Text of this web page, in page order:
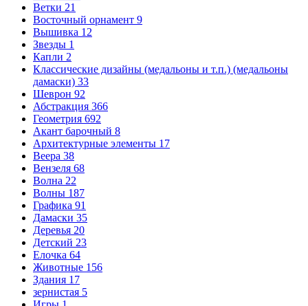
Ветки 21
Восточный орнамент 9
Вышивка 12
Звезды 1
Капли 2
Классические дизайны (медальоны и т.п.) (медальоны
дамаски) 33
Шеврон 92
Абстракция 366
Геометрия 692
Акант барочный 8
Архитектурные элементы 17
Веера 38
Вензеля 68
Волна 22
Волны 187
Графика 91
Дамаски 35
Деревья 20
Детский 23
Елочка 64
Животные 156
Здания 17
зернистая 5